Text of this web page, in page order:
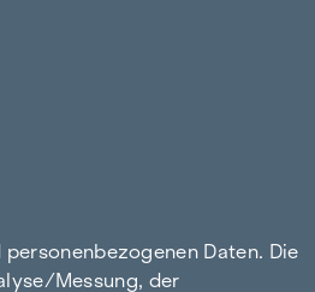
Daten. Die
Messung, der